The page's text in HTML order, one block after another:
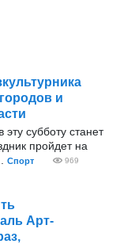
и
субботу станет
пройдет на
Спорт 969
Арт-